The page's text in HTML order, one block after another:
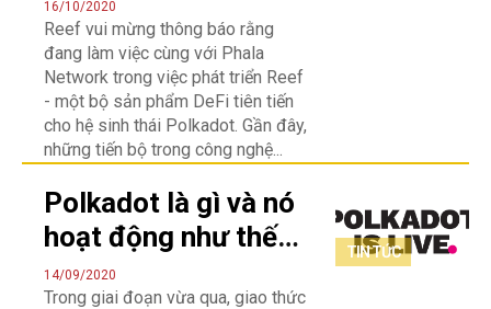
riêng tư cho Hệ sinh
thái Polkadot DeFi
16/10/2020
Reef vui mừng thông báo rằng
đang làm việc cùng với Phala
Network trong việc phát triển Reef
- một bộ sản phẩm DeFi tiên tiến
cho hệ sinh thái Polkadot. Gần đây,
những tiến bộ trong công nghệ...
TIN TỨC
Polkadot là gì và nó
hoạt động như thế
nào?
14/09/2020
Trong giai đoạn vừa qua, giao thức